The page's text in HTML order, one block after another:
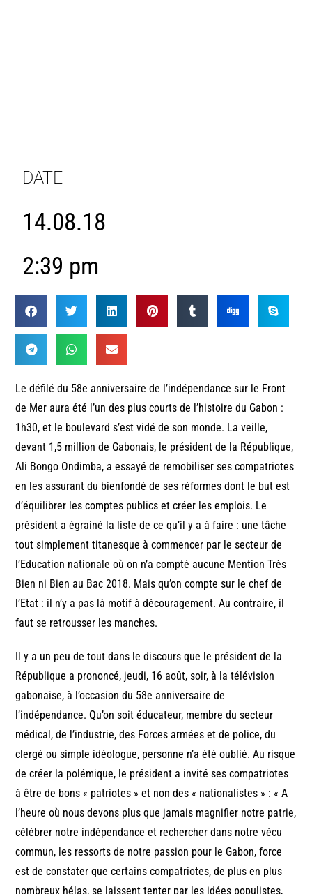
DATE
14.08.18
2:39 pm
Le défilé du 58e anniversaire de l’indépendance sur le Front
de Mer aura été l’un des plus courts de l’histoire du Gabon :
1h30, et le boulevard s’est vidé de son monde. La veille,
devant 1,5 million de Gabonais, le président de la République,
Ali Bongo Ondimba, a essayé de remobiliser ses compatriotes
en les assurant du bienfondé de ses réformes dont le but est
d’équilibrer les comptes publics et créer les emplois. Le
président a égrainé la liste de ce qu’il y a à faire : une tâche
tout simplement titanesque à commencer par le secteur de
l’Education nationale où on n’a compté aucune Mention Très
Bien ni Bien au Bac 2018. Mais qu’on compte sur le chef de
l’Etat : il n’y a pas là motif à découragement. Au contraire, il
faut se retrousser les manches.
Il y a un peu de tout dans le discours que le président de la
République a prononcé, jeudi, 16 août, soir, à la télévision
gabonaise, à l’occasion du 58e anniversaire de
l’indépendance. Qu’on soit éducateur, membre du secteur
médical, de l’industrie, des Forces armées et de police, du
clergé ou simple idéologue, personne n’a été oublié. Au risque
de créer la polémique, le président a invité ses compatriotes
à être de bons « patriotes » et non des « nationalistes » : « A
l’heure où nous devons plus que jamais magnifier notre patrie,
célébrer notre indépendance et rechercher dans notre vécu
commun, les ressorts de notre passion pour le Gabon, force
est de constater que certains compatriotes, de plus en plus
nombreux hélas, se laissent tenter par les idées populistes,